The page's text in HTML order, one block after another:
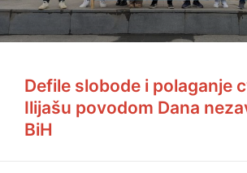
Defile slobode i polaganje
Ilijašu povodom Dana
BiH